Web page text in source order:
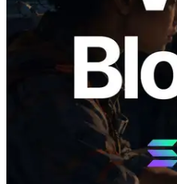
成時間與負責驗證者